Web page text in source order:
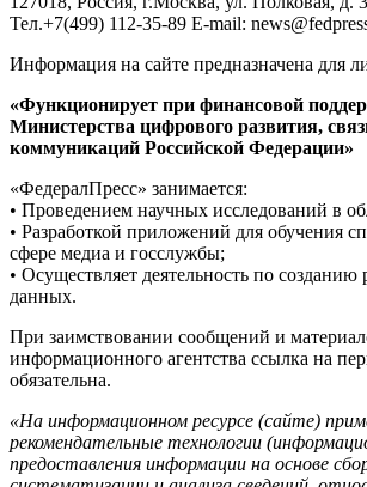
Тел.+7(499) 112-35-89 E-mail:
Информация на сайте предназначена для
«Функционирует при финансовой
Министерства цифрового развития,
коммуникаций Российской Федерации»
«ФедералПресс» занимается:
• Проведением научных исследований в
• Разработкой приложений для обучения
сфере медиа и госслужбы;
• Осуществляет деятельность по созданию
данных.
При заимствовании сообщений и
информационного агентства ссылка на
обязательна.
«На информационном ресурсе (сайте)
рекомендательные технологии
предоставления информации на основе